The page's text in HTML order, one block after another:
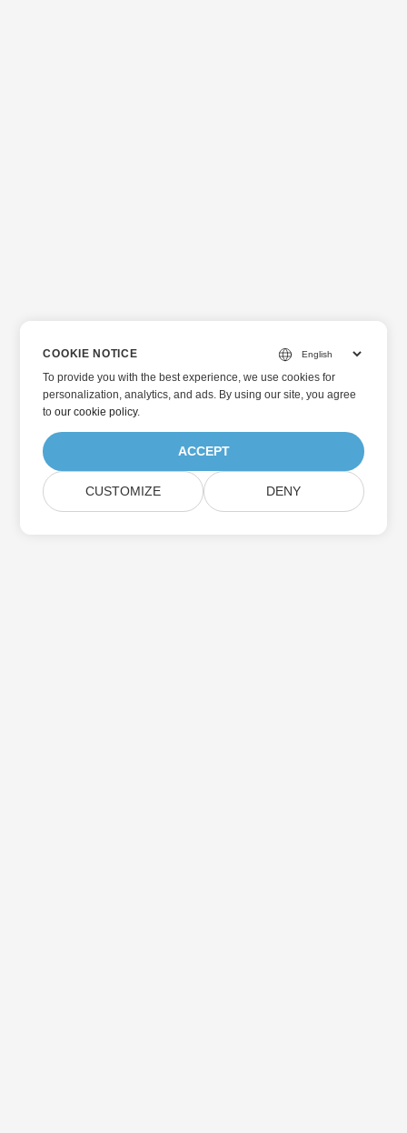
COOKIE NOTICE
To provide you with the best experience, we use cookies for
personalization, analytics, and ads. By using our site, you agree
toour cookie policy.
ACCEPT
CUSTOMIZE DENY